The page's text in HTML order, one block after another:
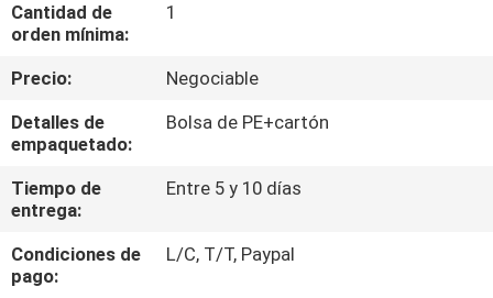
A
LA
CONTROL
DE
CALIDAD
Cantidad de
orden mínima:
1
Precio:
Negociable
Detalles de
empaquetado:
Bolsa de PE+cartón
Tiempo de
entrega:
Entre 5 y 10 días
Condiciones de
pago:
L/C, T/T, Paypal